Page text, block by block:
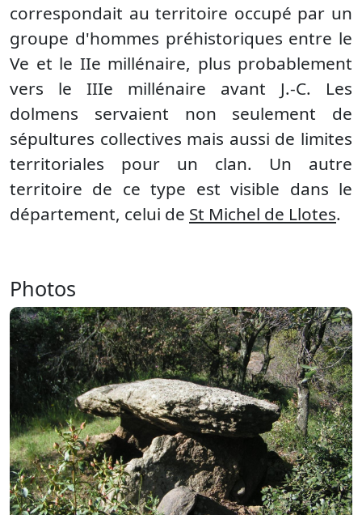
correspondait au territoire occupé par un
groupe d'hommes préhistoriques entre le
Ve et le IIe millénaire, plus probablement
vers le IIIe millénaire avant J.-C. Les
dolmens servaient non seulement de
sépultures collectives mais aussi de limites
territoriales pour un clan. Un autre
territoire de ce type est visible dans le
département, celui de St Michel de Llotes.
Photos